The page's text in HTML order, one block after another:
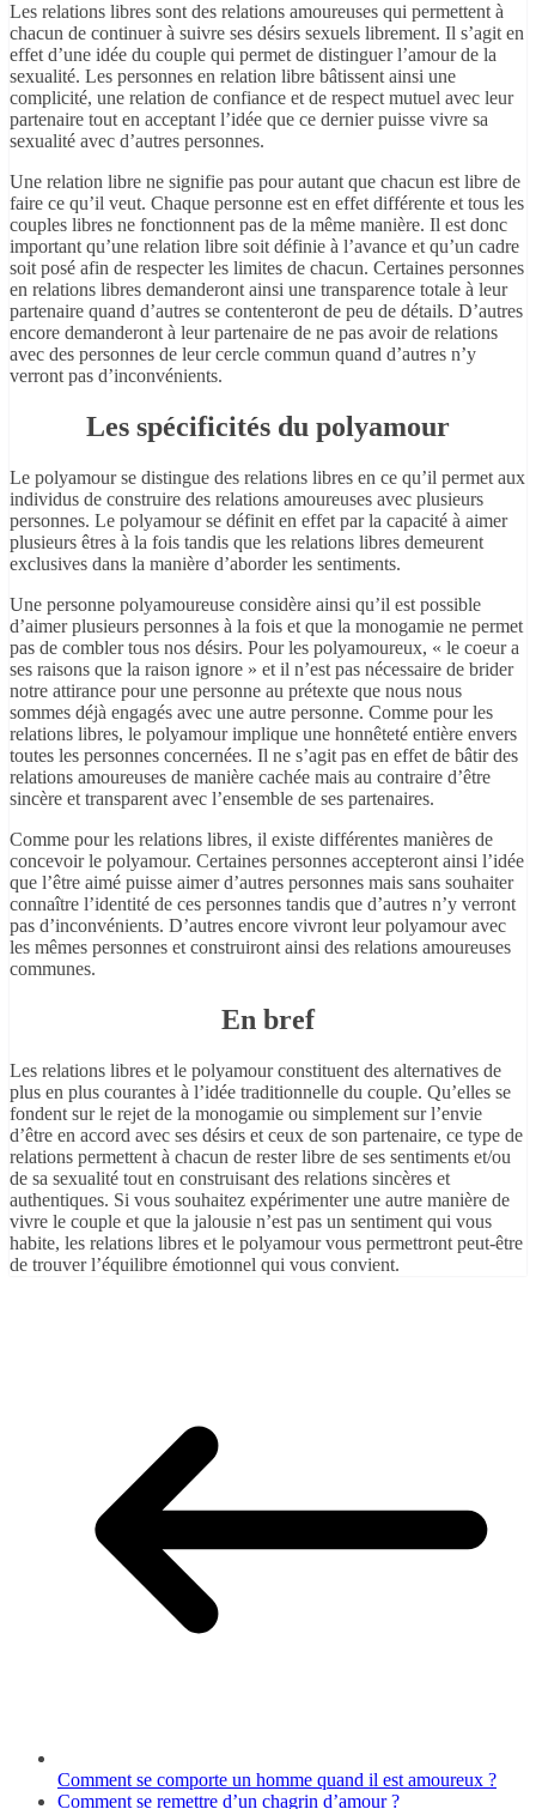
Les relations libres sont des relations amoureuses qui permettent à
chacun de continuer à suivre ses désirs sexuels librement. Il s’agit en
effet d’une idée du couple qui permet de distinguer l’amour de la
sexualité. Les personnes en relation libre bâtissent ainsi une
complicité, une relation de confiance et de respect mutuel avec leur
partenaire tout en acceptant l’idée que ce dernier puisse vivre sa
sexualité avec d’autres personnes.
Une relation libre ne signifie pas pour autant que chacun est libre de
faire ce qu’il veut. Chaque personne est en effet différente et tous les
couples libres ne fonctionnent pas de la même manière. Il est donc
important qu’une relation libre soit définie à l’avance et qu’un cadre
soit posé afin de respecter les limites de chacun. Certaines personnes
en relations libres demanderont ainsi une transparence totale à leur
partenaire quand d’autres se contenteront de peu de détails. D’autres
encore demanderont à leur partenaire de ne pas avoir de relations
avec des personnes de leur cercle commun quand d’autres n’y
verront pas d’inconvénients.
Les spécificités du polyamour
Le polyamour se distingue des relations libres en ce qu’il permet aux
individus de construire des relations amoureuses avec plusieurs
personnes. Le polyamour se définit en effet par la capacité à aimer
plusieurs êtres à la fois tandis que les relations libres demeurent
exclusives dans la manière d’aborder les sentiments.
Une personne polyamoureuse considère ainsi qu’il est possible
d’aimer plusieurs personnes à la fois et que la monogamie ne permet
pas de combler tous nos désirs. Pour les polyamoureux, « le coeur a
ses raisons que la raison ignore » et il n’est pas nécessaire de brider
notre attirance pour une personne au prétexte que nous nous
sommes déjà engagés avec une autre personne. Comme pour les
relations libres, le polyamour implique une honnêteté entière envers
toutes les personnes concernées. Il ne s’agit pas en effet de bâtir des
relations amoureuses de manière cachée mais au contraire d’être
sincère et transparent avec l’ensemble de ses partenaires.
Comme pour les relations libres, il existe différentes manières de
concevoir le polyamour. Certaines personnes accepteront ainsi l’idée
que l’être aimé puisse aimer d’autres personnes mais sans souhaiter
connaître l’identité de ces personnes tandis que d’autres n’y verront
pas d’inconvénients. D’autres encore vivront leur polyamour avec
les mêmes personnes et construiront ainsi des relations amoureuses
communes.
En bref
Les relations libres et le polyamour constituent des alternatives de
plus en plus courantes à l’idée traditionnelle du couple. Qu’elles se
fondent sur le rejet de la monogamie ou simplement sur l’envie
d’être en accord avec ses désirs et ceux de son partenaire, ce type de
relations permettent à chacun de rester libre de ses sentiments et/ou
de sa sexualité tout en construisant des relations sincères et
authentiques. Si vous souhaitez expérimenter une autre manière de
vivre le couple et que la jalousie n’est pas un sentiment qui vous
habite, les relations libres et le polyamour vous permettront peut-être
de trouver l’équilibre émotionnel qui vous convient.
Comment se comporte un homme quand il est amoureux ?
Comment se remettre d’un chagrin d’amour ?